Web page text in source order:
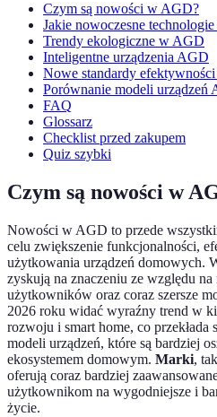
Czym są nowości w AGD?
Jakie nowoczesne
Trendy ekologiczne w AGD
Inteligentne urządzenia AGD
Nowe standardy efektywności
Porównanie modeli urządzeń
FAQ
Glossarz
Checklist przed zakupem
Quiz szybki
Czym są nowości w
Nowości w AGD to przede
celu zwiększenie funkcjonalności,
użytkowania urządzeń domowych.
zyskują na znaczeniu ze względu na
użytkowników oraz coraz szersze
2026 roku widać wyraźny trend w
rozwoju i smart home, co
modeli urządzeń, które są bardziej
ekosystemem domowym. Marki,
oferują coraz bardziej
użytkownikom na wygodniejsze i
życie.